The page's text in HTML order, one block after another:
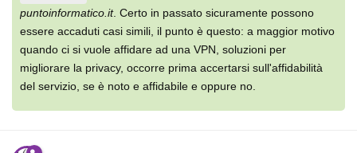
puntoinformatico.it. Certo in passato sicuramente possono
essere accaduti casi simili, il punto è questo: a maggior motivo
quando ci si vuole affidare ad una VPN, soluzioni per
migliorare la privacy, occorre prima accertarsi sull'affidabilità
del servizio, se è noto e affidabile e oppure no.